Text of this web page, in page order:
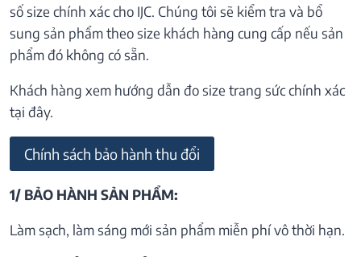
số size chính xác cho IJC. Chúng tôi sẽ kiểm tra và bổ
sung sản phẩm theo size khách hàng cung cấp nếu sản
phẩm đó không có sẵn.
Khách hàng xem hướng dẫn đo size trang sức chính xác
tại đây.
Chính sách bảo hành thu đổi
1/ BẢO HÀNH SẢN PHẨM:
Làm sạch, làm sáng mới sản phẩm miễn phí vô thời hạn.